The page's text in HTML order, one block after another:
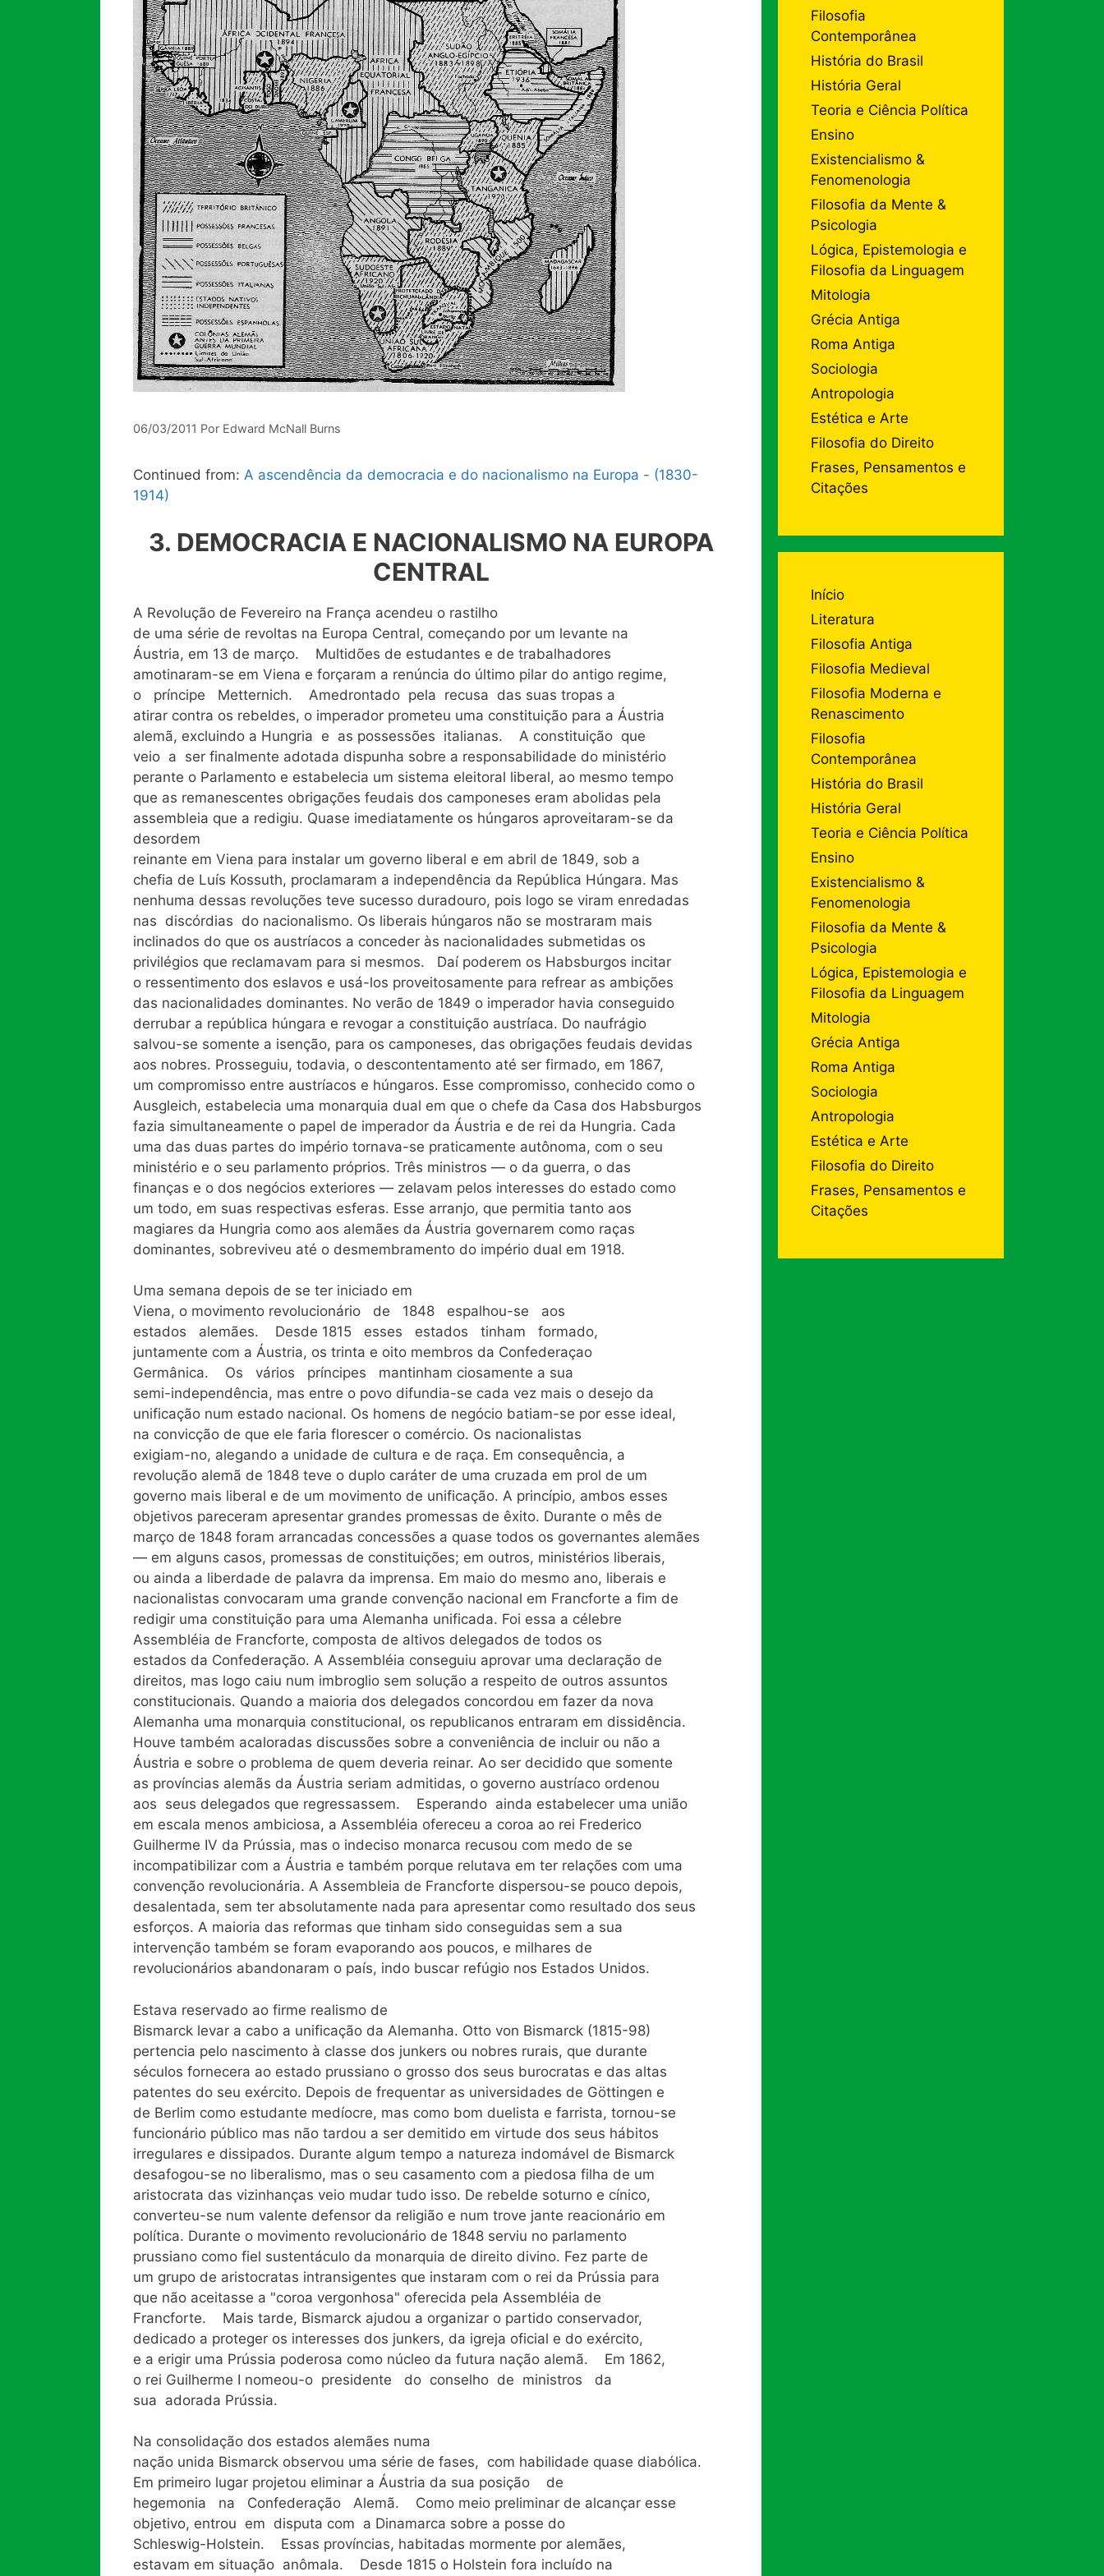
06/03/2011 Por Edward McNall Burns
Continued from: A ascendência da democracia e do nacionalismo na Europa - (1830-
1914)
3. DEMOCRACIA E NACIONALISMO NA EUROPA
CENTRAL
A Revolução de Fevereiro na França acendeu o rastilho
de uma série de revoltas na Europa Central, começando por um levante na
Áustria, em 13 de março. Multidões de estudantes e de trabalhadores
amotinaram-se em Viena e forçaram a renúncia do último pilar do antigo regime,
o príncipe Metternich. Amedrontado pela recusa das suas tropas a
atirar contra os rebeldes, o imperador prometeu uma constituição para a Áustria
alemã, excluindo a Hungria e as possessões italianas. A constituição que
veio a ser finalmente adotada dispunha sobre a responsabilidade do ministério
perante o Parlamento e estabelecia um sistema eleitoral liberal, ao mesmo tempo
que as remanescentes obrigações feudais dos camponeses eram abolidas pela
assembleia que a redigiu. Quase imediatamente os húngaros aproveitaram-se da
desordem
reinante em Viena para instalar um governo liberal e em abril de 1849, sob a
chefia de Luís Kossuth, proclamaram a independência da República Húngara. Mas
nenhuma dessas revoluções teve sucesso duradouro, pois logo se viram enredadas
nas discórdias do nacionalismo. Os liberais húngaros não se mostraram mais
inclinados do que os austríacos a conceder às nacionalidades submetidas os
privilégios que reclamavam para si mesmos. Daí poderem os Habsburgos incitar
o ressentimento dos eslavos e usá-los proveitosamente para refrear as ambições
das nacionalidades dominantes. No verão de 1849 o imperador havia conseguido
derrubar a república húngara e revogar a constituição austríaca. Do naufrágio
salvou-se somente a isenção, para os camponeses, das obrigações feudais devidas
aos nobres. Prosseguiu, todavia, o descontentamento até ser firmado, em 1867,
um compromisso entre austríacos e húngaros. Esse compromisso, conhecido como o
Ausgleich, estabelecia uma monarquia dual em que o chefe da Casa dos Habsburgos
fazia simultaneamente o papel de imperador da Áustria e de rei da Hungria. Cada
uma das duas partes do império tornava-se praticamente autônoma, com o seu
ministério e o seu parlamento próprios. Três ministros — o da guerra, o das
finanças e o dos negócios exteriores — zelavam pelos interesses do estado como
um todo, em suas respectivas esferas. Esse arranjo, que permitia tanto aos
magiares da Hungria como aos alemães da Áustria governarem como raças
dominantes, sobreviveu até o desmembramento do império dual em 1918.
Uma semana depois de se ter iniciado em
Viena, o movimento revolucionário de 1848 espalhou-se aos
estados alemães. Desde 1815 esses estados tinham formado,
juntamente com a Áustria, os trinta e oito membros da Confederaçao
Germânica. Os vários príncipes mantinham ciosamente a sua
semi-independência, mas entre o povo difundia-se cada vez mais o desejo da
unificação num estado nacional. Os homens de negócio batiam-se por esse ideal,
na convicção de que ele faria florescer o comércio. Os nacionalistas
exigiam-no, alegando a unidade de cultura e de raça. Em consequência, a
revolução alemã de 1848 teve o duplo caráter de uma cruzada em prol de um
governo mais liberal e de um movimento de unificação. A princípio, ambos esses
objetivos pareceram apresentar grandes promessas de êxito. Durante o mês de
março de 1848 foram arrancadas concessões a quase todos os governantes alemães
— em alguns casos, promessas de constituições; em outros, ministérios liberais,
ou ainda a liberdade de palavra da imprensa. Em maio do mesmo ano, liberais e
nacionalistas convocaram uma grande convenção nacional em Francforte a fim de
redigir uma constituição para uma Alemanha unificada. Foi essa a célebre
Assembléia de Francforte, composta de altivos delegados de todos os
estados da Confederação. A Assembléia conseguiu aprovar uma declaração de
direitos, mas logo caiu num imbroglio sem solução a respeito de outros assuntos
constitucionais. Quando a maioria dos delegados concordou em fazer da nova
Alemanha uma monarquia constitucional, os republicanos entraram em dissidência.
Houve também acaloradas discussões sobre a conveniência de incluir ou não a
Áustria e sobre o problema de quem deveria reinar. Ao ser decidido que somente
as províncias alemãs da Áustria seriam admitidas, o governo austríaco ordenou
aos seus delegados que regressassem. Esperando ainda estabelecer uma união
em escala menos ambiciosa, a Assembléia ofereceu a coroa ao rei Frederico
Guilherme IV da Prússia, mas o indeciso monarca recusou com medo de se
incompatibilizar com a Áustria e também porque relutava em ter relações com uma
convenção revolucionária. A Assembleia de Francforte dispersou-se pouco depois,
desalentada, sem ter absolutamente nada para apresentar como resultado dos seus
esforços. A maioria das reformas que tinham sido conseguidas sem a sua
intervenção também se foram evaporando aos poucos, e milhares de
revolucionários abandonaram o país, indo buscar refúgio nos Estados Unidos.
Estava reservado ao firme realismo de
Bismarck levar a cabo a unificação da Alemanha. Otto von Bismarck (1815-98)
pertencia pelo nascimento à classe dos junkers ou nobres rurais, que durante
séculos fornecera ao estado prussiano o grosso dos seus burocratas e das altas
patentes do seu exército. Depois de frequentar as universidades de Göttingen e
de Berlim como estudante medíocre, mas como bom duelista e farrista, tornou-se
funcionário público mas não tardou a ser demitido em virtude dos seus hábitos
irregulares e dissipados. Durante algum tempo a natureza indomável de Bismarck
desafogou-se no liberalismo, mas o seu casamento com a piedosa filha de um
aristocrata das vizinhanças veio mudar tudo isso. De rebelde soturno e cínico,
converteu-se num valente defensor da religião e num trove jante reacionário em
política. Durante o movimento revolucionário de 1848 serviu no parlamento
prussiano como fiel sustentáculo da monarquia de direito divino. Fez parte de
um grupo de aristocratas intransigentes que instaram com o rei da Prússia para
que não aceitasse a "coroa vergonhosa" oferecida pela Assembléia de
Francforte. Mais tarde, Bismarck ajudou a organizar o partido conservador,
dedicado a proteger os interesses dos junkers, da igreja oficial e do exército,
e a erigir uma Prússia poderosa como núcleo da futura nação alemã. Em 1862,
o rei Guilherme I nomeou-o presidente do conselho de ministros da
sua adorada Prússia.
Na consolidação dos estados alemães numa
nação unida Bismarck observou uma série de fases, com habilidade quase diabólica.
Em primeiro lugar projetou eliminar a Áustria da sua posição de
hegemonia na Confederação Alemã. Como meio preliminar de alcançar esse
objetivo, entrou em disputa com a Dinamarca sobre a posse do
Schleswig-Holstein. Essas províncias, habitadas mormente por alemães,
estavam em situação anômala. Desde 1815 o Holstein fora incluído na
Filosofia
Contemporânea
História do Brasil
História Geral
Teoria e Ciência Política
Ensino
Existencialismo &
Fenomenologia
Filosofia da Mente &
Psicologia
Lógica, Epistemologia e
Filosofia da Linguagem
Mitologia
Grécia Antiga
Roma Antiga
Sociologia
Antropologia
Estética e Arte
Filosofia do Direito
Frases, Pensamentos e
Citações
Início
Literatura
Filosofia Antiga
Filosofia Medieval
Filosofia Moderna e
Renascimento
Filosofia
Contemporânea
História do Brasil
História Geral
Teoria e Ciência Política
Ensino
Existencialismo &
Fenomenologia
Filosofia da Mente &
Psicologia
Lógica, Epistemologia e
Filosofia da Linguagem
Mitologia
Grécia Antiga
Roma Antiga
Sociologia
Antropologia
Estética e Arte
Filosofia do Direito
Frases, Pensamentos e
Citações